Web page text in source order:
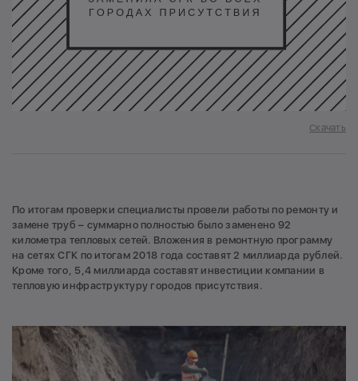
Скачать
По итогам проверки специалисты провели работы по ремонту и
замене труб – суммарно полностью было заменено 92
километра тепловых сетей. Вложения в ремонтную программу
на сетях СГК по итогам 2018 года составят 2 миллиарда рублей.
Кроме того, 5,4 миллиарда составят инвестиции компании в
тепловую инфраструктуру городов присутствия.